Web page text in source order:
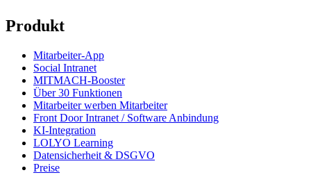
Produkt
Mitarbeiter-App
Social Intranet
MITMACH-Booster
Über 30 Funktionen
Mitarbeiter werben Mitarbeiter
Front Door Intranet / Software Anbindung
KI-Integration
LOLYO Learning
Datensicherheit & DSGVO
Preise